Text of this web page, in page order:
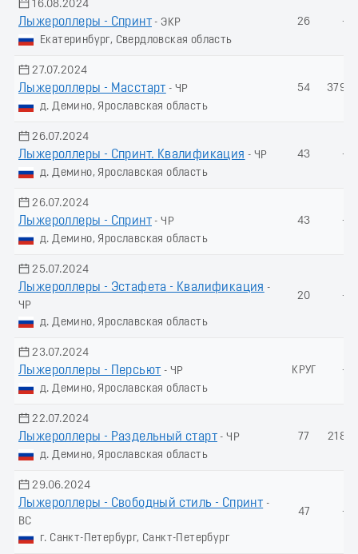
16.08.2024
Лыжероллеры - Спринт - ЭКР
Екатеринбург, Свердловская область
26 -
27.07.2024
Лыжероллеры - Масстарт - ЧР
д. Демино, Ярославская область
54
26.07.2024
Лыжероллеры - Спринт. Квалификация - ЧР
д. Демино, Ярославская область
43 -
26.07.2024
Лыжероллеры - Спринт - ЧР
д. Демино, Ярославская область
43 -
25.07.2024
Лыжероллеры - Эстафета - Квалификация -
ЧР
д. Демино, Ярославская область
20 -
23.07.2024
Лыжероллеры - Пеpсьют - ЧР
д. Демино, Ярославская область
КРУГ -
22.07.2024
Лыжероллеры - Раздельный старт - ЧР
д. Демино, Ярославская область
77
29.06.2024
Лыжероллеры - Свободный стиль - Спринт -
ВС
г. Санкт-Петербург, Санкт-Петербург
47 -